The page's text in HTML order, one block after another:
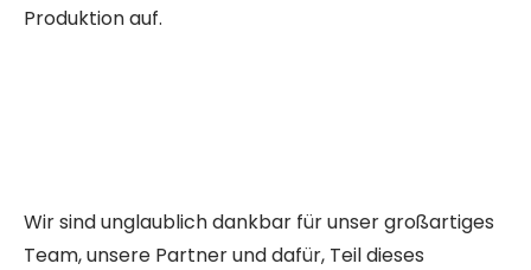
Produktion auf.
Wir sind unglaublich dankbar für unser großartiges
Team, unsere Partner und dafür, Teil dieses